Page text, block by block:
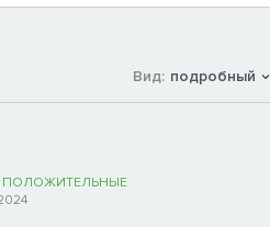
Вид: подробный
ПОЛОЖИТЕЛЬНЫЕ